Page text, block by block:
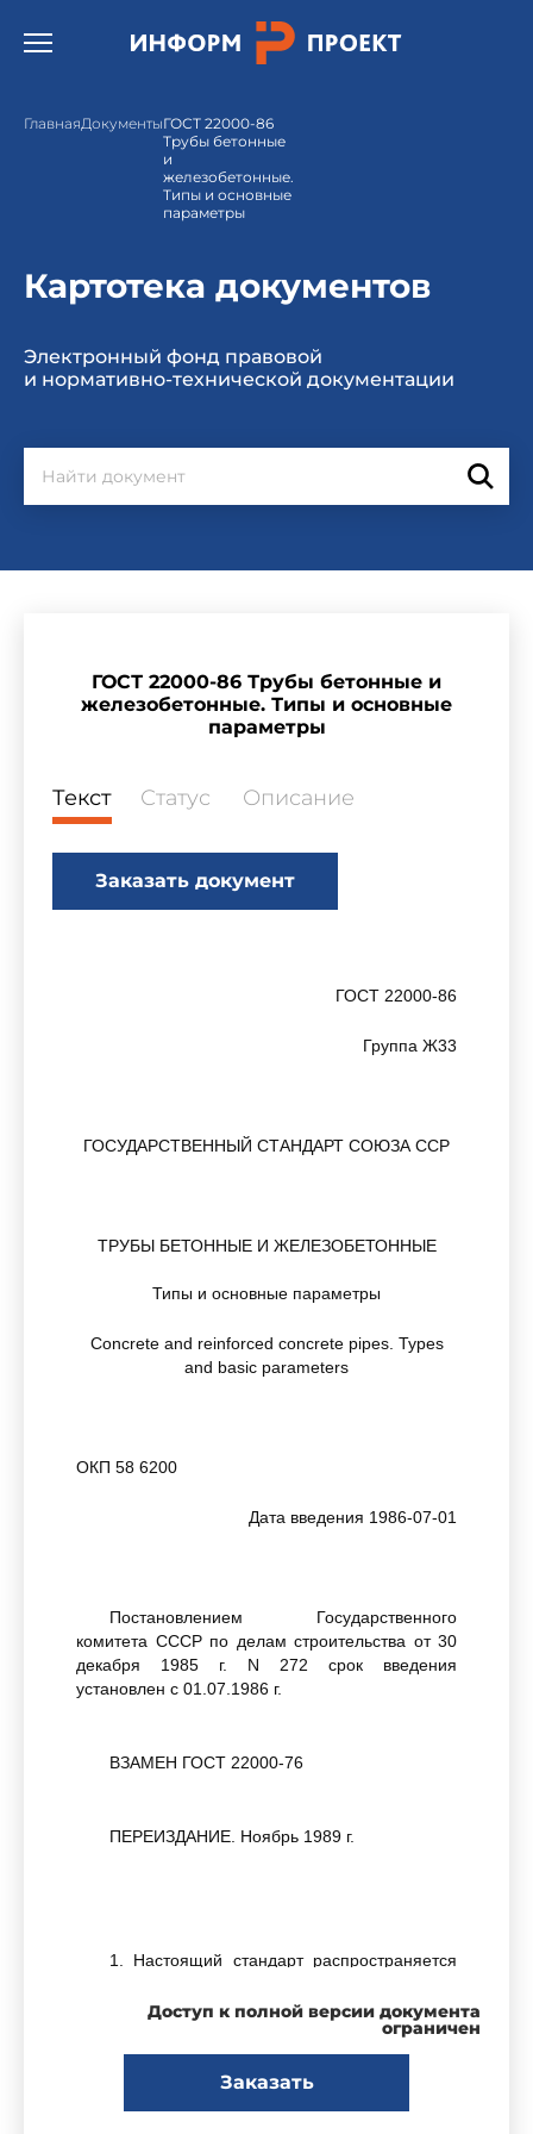
Открыть бургер меню.
ГлавнаяДокументыГОСТ 22000-86
Трубы бетонные
и
железобетонные.
Типы и основные
параметры
Картотека документов
Электронный фонд правовой
и нормативно-технической документации
ГОСТ 22000-86 Трубы бетонные и
железобетонные. Типы и основные
параметры
Текст Статус Описание
Заказать документ
ГОСТ 22000-86
Группа Ж33
ГОСУДАРСТВЕННЫЙ СТАНДАРТ СОЮЗА ССР
ТРУБЫ БЕТОННЫЕ И ЖЕЛЕЗОБЕТОННЫЕ
Типы и основные параметры
Concrete and reinforced concrete pipes. Types
and basic parameters
ОКП 58 6200
Дата введения 1986-07-01
Постановлением Государственного
комитета СССР по делам строительства от 30
декабря 1985 г. N 272 срок введения
установлен с 01.07.1986 г.
ВЗАМЕН ГОСТ 22000-76
ПЕРЕИЗДАНИЕ. Ноябрь 1989 г.
1. Настоящий стандарт распространяется
изготовляемые различными способами и
предназначенные для прокладки подземных
безнапорных и напорных трубопроводов,
транспортирующих жидкости.
Доступ к полной версии документа
ограничен
Заказать